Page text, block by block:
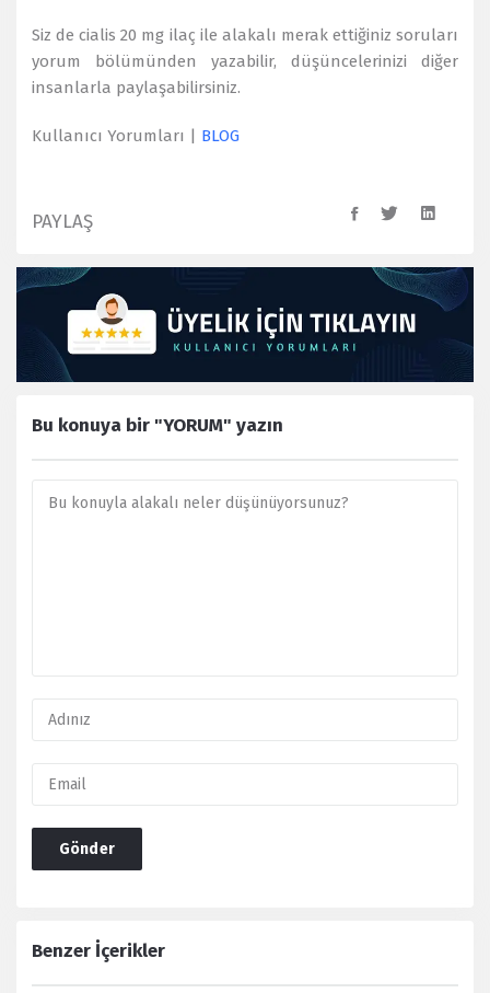
Siz de cialis 20 mg ilaç ile alakalı merak ettiğiniz soruları
yorum bölümünden yazabilir, düşüncelerinizi diğer
insanlarla paylaşabilirsiniz.
Kullanıcı Yorumları | BLOG
PAYLAŞ
Bu konuya bir "YORUM" yazın
Benzer İçerikler